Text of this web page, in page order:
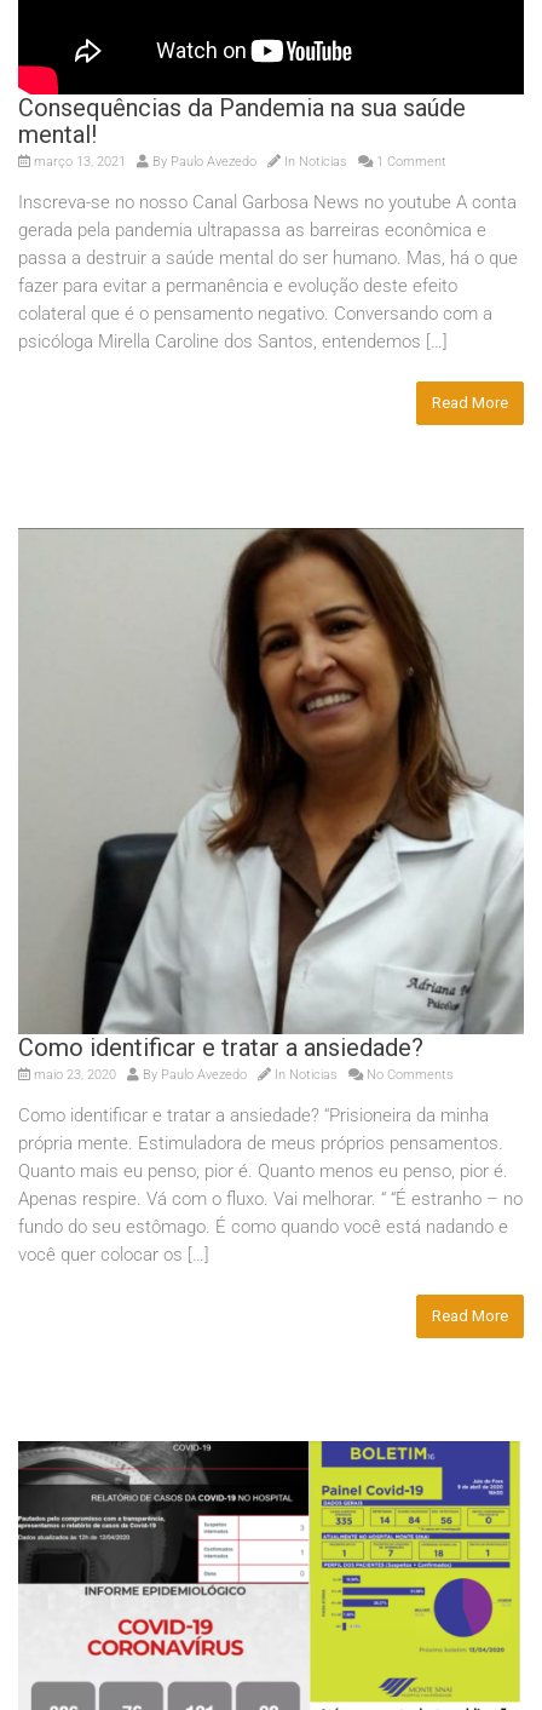
Consequências da Pandemia na sua saúde
mental!
março 13, 2021 By Paulo Avezedo In Noticias 1 Comment
Inscreva-se no nosso Canal Garbosa News no youtube A conta
gerada pela pandemia ultrapassa as barreiras econômica e
passa a destruir a saúde mental do ser humano. Mas, há o que
fazer para evitar a permanência e evolução deste efeito
colateral que é o pensamento negativo. Conversando com a
psicóloga Mirella Caroline dos Santos, entendemos […]
Read More
Como identificar e tratar a ansiedade?
maio 23, 2020 By Paulo Avezedo In Noticias No Comments
Como identificar e tratar a ansiedade? “Prisioneira da minha
própria mente. Estimuladora de meus próprios pensamentos.
Quanto mais eu penso, pior é. Quanto menos eu penso, pior é.
Apenas respire. Vá com o fluxo. Vai melhorar. “ “É estranho – no
fundo do seu estômago. É como quando você está nadando e
você quer colocar os […]
Read More